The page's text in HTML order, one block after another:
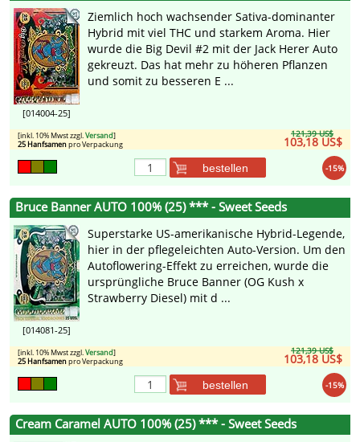
[014004-25]
Ziemlich hoch wachsender Sativa-dominanter
Hybrid mit viel THC und starkem Aroma. Hier
wurde die Big Devil #2 mit der Jack Herer Auto
gekreuzt. Das hat mehr zu höheren Pflanzen
und somit zu besseren E ...
121,39 US$
103,18 US$
[inkl. 10% Mwst zzgl.Versand]
25 Hanfsamenpro Verpackung
-15%
bestellen
Bruce Banner AUTO 100% (25) *** - Sweet Seeds
[014081-25]
Superstarke US-amerikanische Hybrid-Legende,
hier in der pflegeleichten Auto-Version. Um den
Autoflowering-Effekt zu erreichen, wurde die
ursprüngliche Bruce Banner (OG Kush x
Strawberry Diesel) mit d ...
121,39 US$
103,18 US$
[inkl. 10% Mwst zzgl.Versand]
25 Hanfsamenpro Verpackung
-15%
bestellen
Cream Caramel AUTO 100% (25) *** - Sweet Seeds